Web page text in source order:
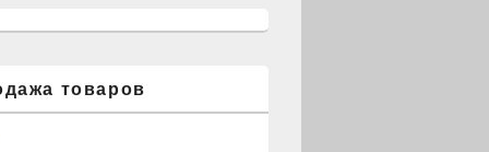
товаров